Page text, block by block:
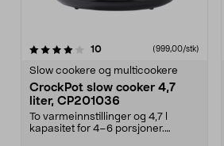
10anmeldelser(999,00/stk)
Slow cookere og multicookere
CrockPot slow cooker 4,7
liter, CP201036
To varmeinnstillinger og 4,7 l
kapasitet for 4–6 porsjoner.
4.5 av 5 stjerner